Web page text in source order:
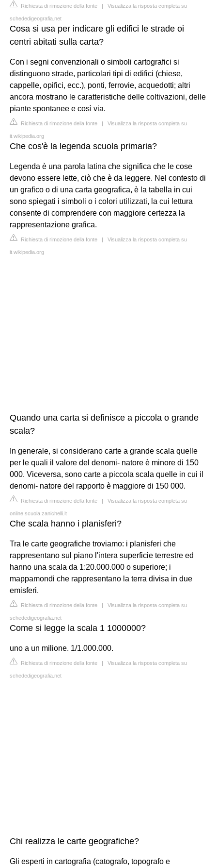
Richiesta di rimozione della fonte | Visualizza la risposta completa su
schededigeografia.net
Cosa si usa per indicare gli edifici le strade oi
centri abitati sulla carta?
Con i segni convenzionali o simboli cartografici si
distinguono strade, particolari tipi di edifici (chiese,
cappelle, opifici, ecc.), ponti, ferrovie, acquedotti; altri
ancora mostrano le caratteristiche delle coltivazioni, delle
piante spontanee e così via.
Richiesta di rimozione della fonte | Visualizza la risposta completa su
it.wikipedia.org
Che cos'è la legenda scuola primaria?
Legenda è una parola latina che significa che le cose
devono essere lette, ciò che è da leggere. Nel contesto di
un grafico o di una carta geografica, è la tabella in cui
sono spiegati i simboli o i colori utilizzati, la cui lettura
consente di comprendere con maggiore certezza la
rappresentazione grafica.
Richiesta di rimozione della fonte | Visualizza la risposta completa su
it.wikipedia.org
Quando una carta si definisce a piccola o grande
scala?
In generale, si considerano carte a grande scala quelle
per le quali il valore del denomi- natore è minore di 150
000. Viceversa, sono carte a piccola scala quelle in cui il
denomi- natore del rapporto è maggiore di 150 000.
Richiesta di rimozione della fonte | Visualizza la risposta completa su
online.scuola.zanichelli.it
Che scala hanno i planisferi?
Tra le carte geografiche troviamo: i planisferi che
rappresentano sul piano l'intera superficie terrestre ed
hanno una scala da 1:20.000.000 o superiore; i
mappamondi che rappresentano la terra divisa in due
emisferi.
Richiesta di rimozione della fonte | Visualizza la risposta completa su
schededigeografia.net
Come si legge la scala 1 1000000?
uno a un milione. 1/1.000.000.
Richiesta di rimozione della fonte | Visualizza la risposta completa su
schededigeografia.net
Chi realizza le carte geografiche?
Gli esperti in cartografia (catografo, topografo e